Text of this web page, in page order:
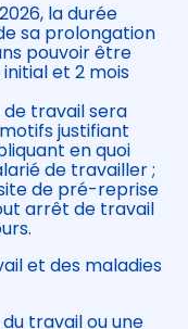
la durée
sa prolongation
pouvoir être
et 2 mois
travail sera
justifiant
en quoi
de travailler ;
de pré-reprise
arrêt de travail
et des maladies
travail ou une